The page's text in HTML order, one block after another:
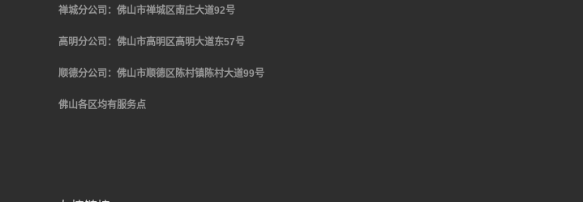
禅城分公司：佛山市禅城区南庄大道92号
高明分公司：佛山市高明区高明大道东57号
顺德分公司：佛山市顺德区陈村镇陈村大道99号
佛山各区均有服务点